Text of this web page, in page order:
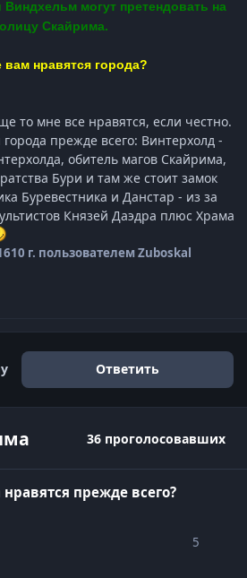
могут претендовать на
Скайрима.
вам нравятся города?
то мне все нравятся, если честно.
прежде всего: Винтерхолд -
обитель магов Скайрима,
Бури и там же стоит замок
Буревестника и Данстар - из за
Князей Даэдра плюс Храма
10 г. пользователем Zuboskal
Ответить
36 проголосовавших
прежде всего?
5